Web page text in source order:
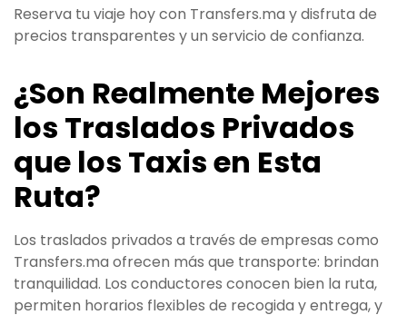
Reserva tu viaje hoy con Transfers.ma y disfruta de
precios transparentes y un servicio de confianza.
¿Son Realmente Mejores
los Traslados Privados
que los Taxis en Esta
Ruta?
Los traslados privados a través de empresas como
Transfers.ma ofrecen más que transporte: brindan
tranquilidad. Los conductores conocen bien la ruta,
permiten horarios flexibles de recogida y entrega, y